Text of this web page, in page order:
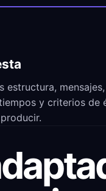
estructura, mensajes,
y criterios de